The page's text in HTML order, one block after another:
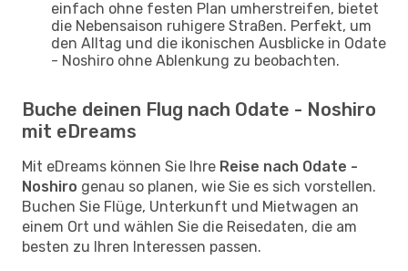
einfach ohne festen Plan umherstreifen, bietet
die Nebensaison ruhigere Straßen. Perfekt, um
den Alltag und die ikonischen Ausblicke in Odate
- Noshiro ohne Ablenkung zu beobachten.
Buche deinen Flug nach Odate - Noshiro
mit eDreams
Mit eDreams können Sie Ihre Reise nach Odate -
Noshiro genau so planen, wie Sie es sich vorstellen.
Buchen Sie Flüge, Unterkunft und Mietwagen an
einem Ort und wählen Sie die Reisedaten, die am
besten zu Ihren Interessen passen.